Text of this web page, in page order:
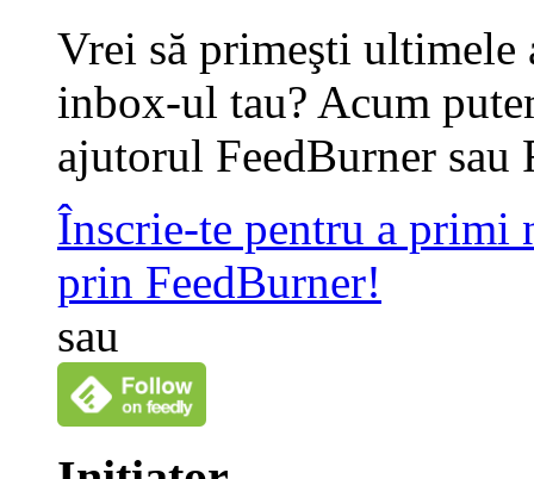
Vrei să primeşti
inbox-ul tau? Acum
ajutorul FeedBurner sau
Înscrie-te pentru a primi
prin FeedBurner!
sau